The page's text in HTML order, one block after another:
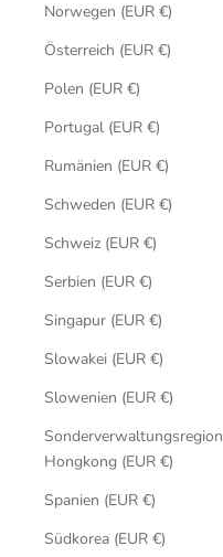
Norwegen (EUR €)
Österreich (EUR €)
Polen (EUR €)
Portugal (EUR €)
Rumänien (EUR €)
Schweden (EUR €)
Schweiz (EUR €)
Serbien (EUR €)
Singapur (EUR €)
Slowakei (EUR €)
Slowenien (EUR €)
Sonderverwaltungsregion
Hongkong (EUR €)
Spanien (EUR €)
Südkorea (EUR €)